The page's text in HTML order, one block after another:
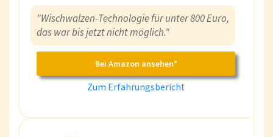
"Wischwalzen-Technologie für unter 800 Euro,
das war bis jetzt nicht möglich."
Bei Amazon ansehen*
Zum Erfahrungsbericht